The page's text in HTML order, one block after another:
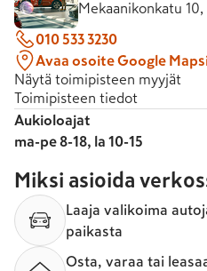
Mekaanikonkatu
010 533 3230
Avaa osoite Google
Näytä toimipisteen myyjät
Toimipisteen tiedot
Aukioloajat
ma-pe 8-18, la 10-15
Miksi asioida
Laaja valikoima
paikasta
Osta, varaa tai